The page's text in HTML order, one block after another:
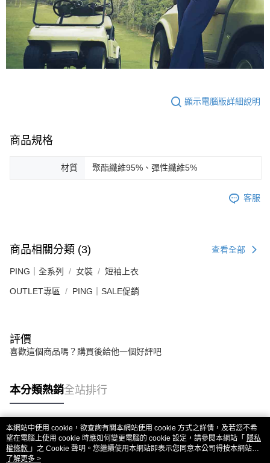
顯示電腦版詳細說明
商品規格
材質 聚酯纖維95%、彈性纖維5%
客服
商品相關分類 (3) 查看全部
PING｜全系列 女裝 短袖上衣
OUTLET專區 PING｜SALE促銷
評價
喜歡這個商品嗎？購買後給他一個好評吧
本分類熱銷全站排行
熱門標籤
本網站中使用 cookie，欲查詢有關本網站使用 cookie 方式之詳情，及若您不希
望在電腦上使用 cookie 時應如何變更電腦的 cookie 設定，請參閱本網站「 隱私
權條款 」之 Cookie 聲明。您繼續使用本網站即表示您同意本公司得按本網站使
用條款之 Cookie 聲明使用 cookie。
了解更多 >